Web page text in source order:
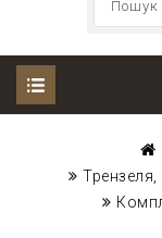
Трензеля,